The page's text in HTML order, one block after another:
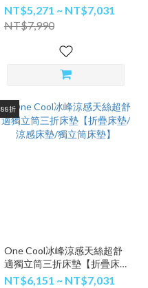
床墊/石墨烯床墊/獨立筒床
墊】
NT$5,271 ~ NT$7,031
NT$7,990
88折
One Cool冰峰涼感天絲超舒
適獨立筒三折床墊【折疊床
墊/涼感床墊/獨立筒床墊】
NT$6,151 ~ NT$7,031